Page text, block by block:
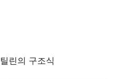
린의 구조식